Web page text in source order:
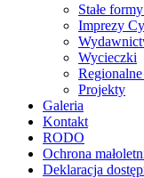
Stałe
Imprezy
Wycieczki
Projekty
Galeria
Kontakt
RODO
Ochrona
Deklaracja